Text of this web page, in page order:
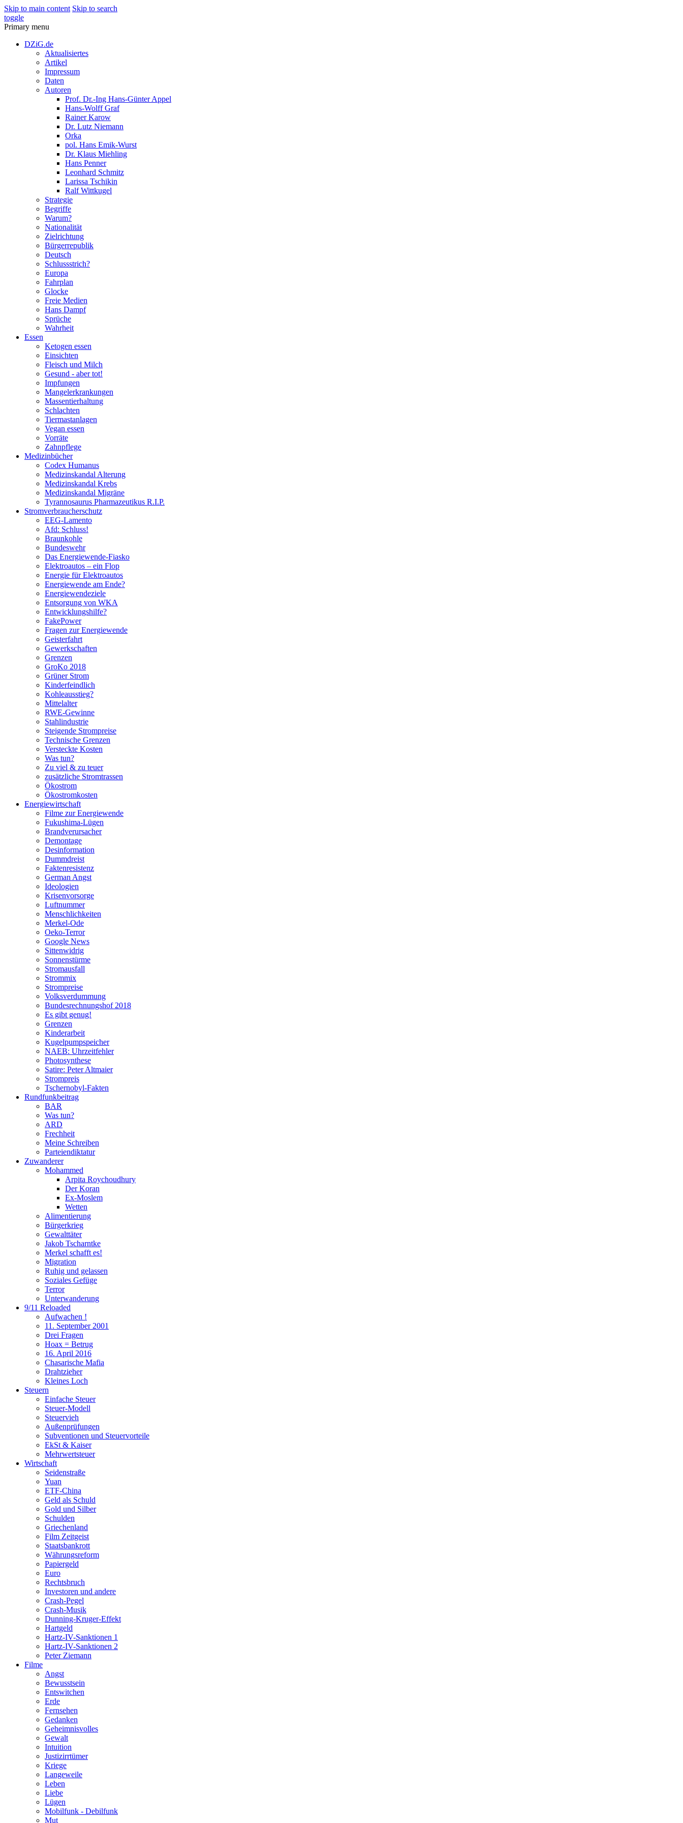
Skip to main content Skip to search
toggle
Primary menu
DZiG.de
Aktualisiertes
Artikel
Impressum
Daten
Autoren
Prof. Dr.-Ing Hans-Günter Appel
Hans-Wolff Graf
Rainer Karow
Dr. Lutz Niemann
Orka
pol. Hans Emik-Wurst
Dr. Klaus Miehling
Hans Penner
Leonhard Schmitz
Larissa Tschikin
Ralf Wittkugel
Strategie
Begriffe
Warum?
Nationalität
Zielrichtung
Bürgerrepublik
Deutsch
Schlussstrich?
Europa
Fahrplan
Glocke
Freie Medien
Hans Dampf
Sprüche
Wahrheit
Essen
Ketogen essen
Einsichten
Fleisch und Milch
Gesund - aber tot!
Impfungen
Mangelerkrankungen
Massentierhaltung
Schlachten
Tiermastanlagen
Vegan essen
Vorräte
Zahnpflege
Medizinbücher
Codex Humanus
Medizinskandal Alterung
Medizinskandal Krebs
Medizinskandal Migräne
Tyrannosaurus Pharmazeutikus R.I.P.
Stromverbraucherschutz
EEG-Lamento
Afd: Schluss!
Braunkohle
Bundeswehr
Das Energiewende-Fiasko
Elektroautos – ein Flop
Energie für Elektroautos
Energiewende am Ende?
Energiewendeziele
Entsorgung von WKA
Entwicklungshilfe?
FakePower
Fragen zur Energiewende
Geisterfahrt
Gewerkschaften
Grenzen
GroKo 2018
Grüner Strom
Kinderfeindlich
Kohleausstieg?
Mittelalter
RWE-Gewinne
Stahlindustrie
Steigende Strompreise
Technische Grenzen
Versteckte Kosten
Was tun?
Zu viel & zu teuer
zusätzliche Stromtrassen
Ökostrom
Ökostromkosten
Energiewirtschaft
Filme zur Energiewende
Fukushima-Lügen
Brandverursacher
Demontage
Desinformation
Dummdreist
Faktenresistenz
German Angst
Ideologien
Krisenvorsorge
Luftnummer
Menschlichkeiten
Merkel-Ode
Oeko-Terror
Google News
Sittenwidrig
Sonnenstürme
Stromausfall
Strommix
Strompreise
Volksverdummung
Bundesrechnungshof 2018
Es gibt genug!
Grenzen
Kinderarbeit
Kugelpumpspeicher
NAEB: Uhrzeitfehler
Photosynthese
Satire: Peter Altmaier
Strompreis
Tschernobyl-Fakten
Rundfunkbeitrag
BAR
Was tun?
ARD
Frechheit
Meine Schreiben
Parteiendiktatur
Zuwanderer
Mohammed
Arpita Roychoudhury
Der Koran
Ex-Moslem
Wetten
Alimentierung
Bürgerkrieg
Gewalttäter
Jakob Tscharntke
Merkel schafft es!
Migration
Ruhig und gelassen
Soziales Gefüge
Terror
Unterwanderung
9/11 Reloaded
Aufwachen !
11. September 2001
Drei Fragen
Hoax = Betrug
16. April 2016
Chasarische Mafia
Drahtzieher
Kleines Loch
Steuern
Einfache Steuer
Steuer-Modell
Steuervieh
Außenprüfungen
Subventionen und Steuervorteile
EkSt & Kaiser
Mehrwertsteuer
Wirtschaft
Seidenstraße
Yuan
ETF-China
Geld als Schuld
Gold und Silber
Schulden
Griechenland
Film Zeitgeist
Staatsbankrott
Währungsreform
Papiergeld
Euro
Rechtsbruch
Investoren und andere
Crash-Pegel
Crash-Musik
Dunning-Kruger-Effekt
Hartgeld
Hartz-IV-Sanktionen 1
Hartz-IV-Sanktionen 2
Peter Ziemann
Filme
Angst
Bewusstsein
Entswitchen
Erde
Fernsehen
Gedanken
Geheimnisvolles
Gewalt
Intuition
Justizirrtümer
Kriege
Langeweile
Leben
Liebe
Lügen
Mobilfunk - Debilfunk
Mut